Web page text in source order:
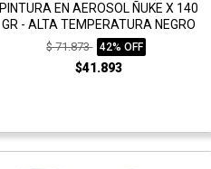
PINTURA EN AEROSOL ÑUKE X 140
GR - ALTA TEMPERATURA NEGRO
$ 71.873 42% OFF
$41.893